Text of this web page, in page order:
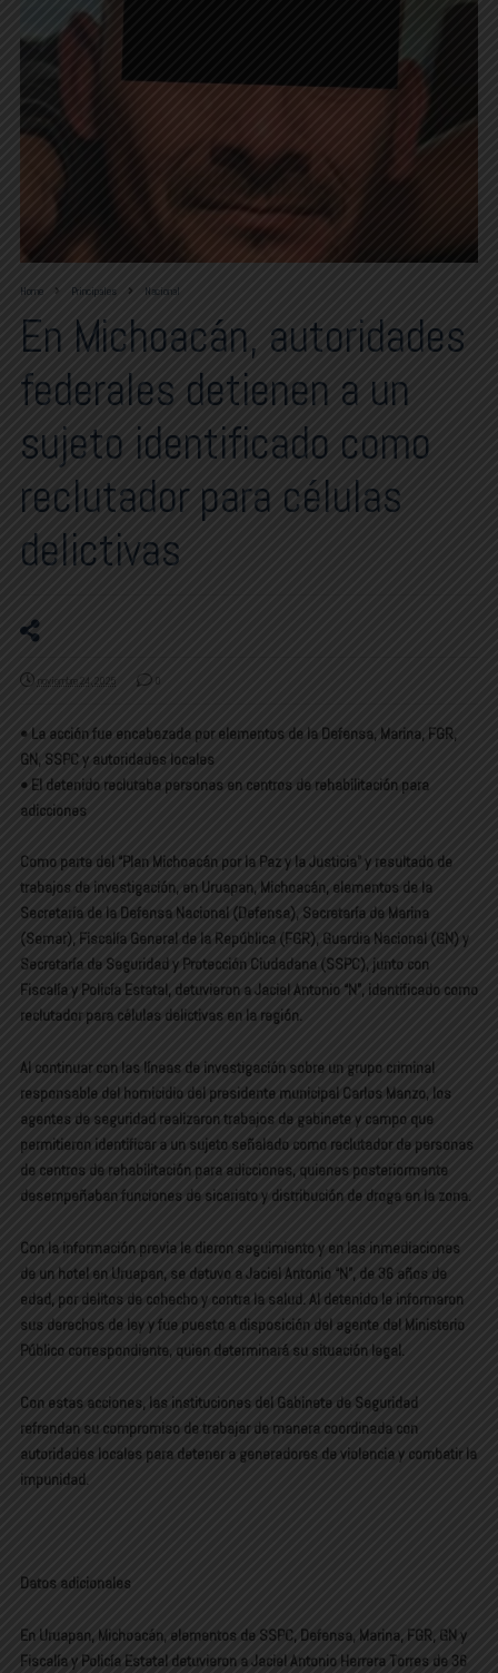
Home Principales Nacional
En Michoacán, autoridades
federales detienen a un
sujeto identificado como
reclutador para células
delictivas
noviembre 24, 2025 0
• La acción fue encabezada por elementos de la Defensa, Marina, FGR,
GN, SSPC y autoridades locales
• El detenido reclutaba personas en centros de rehabilitación para
adicciones
Como parte del “Plan Michoacán por la Paz y la Justicia” y resultado de
trabajos de investigación, en Uruapan, Michoacán, elementos de la
Secretaría de la Defensa Nacional (Defensa), Secretaría de Marina
(Semar), Fiscalía General de la República (FGR), Guardia Nacional (GN) y
Secretaría de Seguridad y Protección Ciudadana (SSPC), junto con
Fiscalía y Policía Estatal, detuvieron a Jaciel Antonio “N”, identificado como
reclutador para células delictivas en la región.
Al continuar con las líneas de investigación sobre un grupo criminal
responsable del homicidio del presidente municipal Carlos Manzo, los
agentes de seguridad realizaron trabajos de gabinete y campo que
permitieron identificar a un sujeto señalado como reclutador de personas
de centros de rehabilitación para adicciones, quienes posteriormente
desempeñaban funciones de sicariato y distribución de droga en la zona.
Con la información previa le dieron seguimiento y en las inmediaciones
de un hotel en Uruapan, se detuvo a Jaciel Antonio “N”, de 36 años de
edad, por delitos de cohecho y contra la salud. Al detenido le informaron
sus derechos de ley y fue puesto a disposición del agente del Ministerio
Público correspondiente, quien determinará su situación legal.
Con estas acciones, las instituciones del Gabinete de Seguridad
refrendan su compromiso de trabajar de manera coordinada con
autoridades locales para detener a generadores de violencia y combatir la
impunidad.
Datos adicionales
En Uruapan, Michoacán, elementos de SSPC, Defensa, Marina, FGR, GN y
Fiscalía y Policía Estatal detuvieron a Jaciel Antonio Herrera Torres de 36